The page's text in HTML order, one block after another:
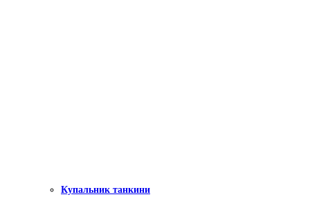
Купальник танкини